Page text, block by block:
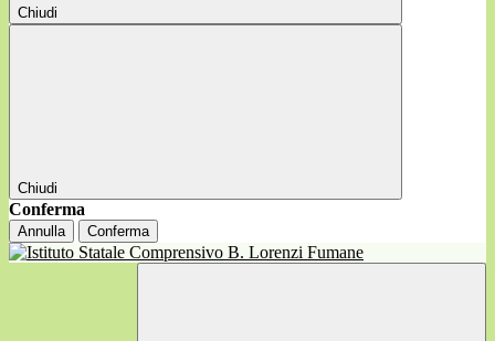
Chiudi
Chiudi
Conferma
Annulla Conferma